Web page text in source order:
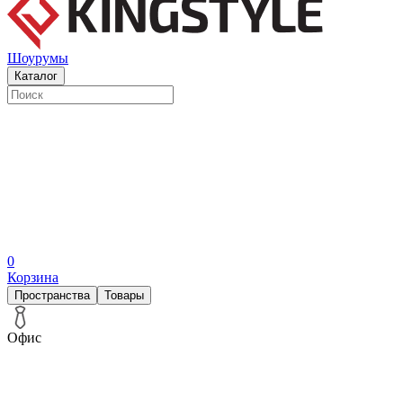
Шоурумы
Каталог
0
Корзина
Пространства Товары
Офис